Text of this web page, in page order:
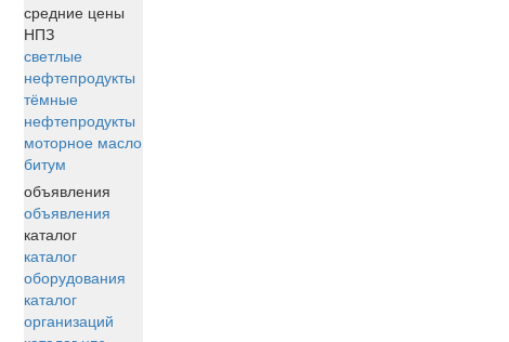
средние цены
НПЗ
светлые
нефтепродукты
тёмные
нефтепродукты
моторное масло
битум
объявления
объявления
каталог
каталог
оборудования
каталог
организаций